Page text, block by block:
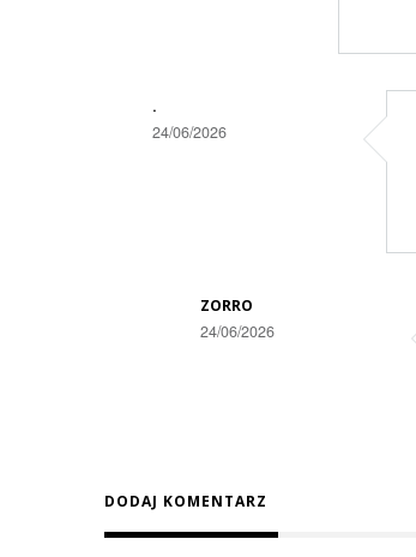
.
24/06/2026
odpowiedzi
zmian
ZORRO
24/06/2026
odpowiedzi
na
DODAJ KOMENTARZ